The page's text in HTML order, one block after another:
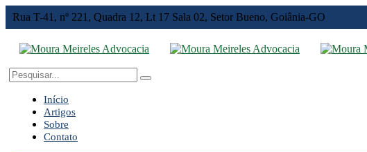
Rua T-41, nº 221, Quadra 12, Lt 17 Sala 02, Setor Bueno, Goiânia-GO
Início
Artigos
Sobre
Contato